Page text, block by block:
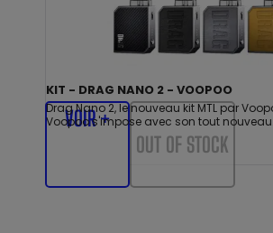
KIT - DRAG NANO 2 - VOOPOO
Drag Nano 2, le nouveau kit MTL par
Voopoo s'impose avec son tout
VOIR +
OUT OF STOCK